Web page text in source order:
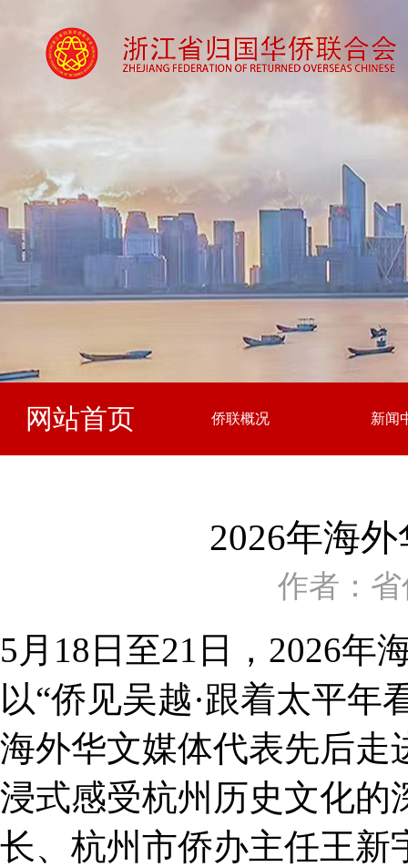
网站首页 侨联概况 新闻
2026年海
作者：
5月18日至21日，2026年
以“侨见吴越·跟着太平年
海外华文媒体代表先后走
浸式感受杭州历史文化的
长、杭州市侨办主任王新